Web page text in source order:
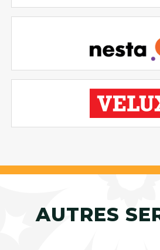
AUTRES